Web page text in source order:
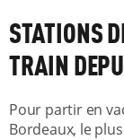
STATIONS
TRAIN
Pour partir en
Bordeaux, le